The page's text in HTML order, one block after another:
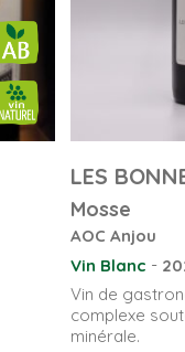
LES
Mosse
AOC Anjou
Vin Blanc -
Vin de
complexe
minérale.